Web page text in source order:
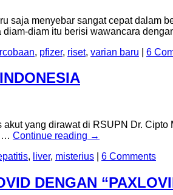
saja menyebar sangat cepat dalam
diam-diam itu berisi wawancara
, pfizer, riset, varian baru 6
yang dirawat di RSUPN Dr.
… Continue reading →
, liver, misterius 6 Comments
DENGAN